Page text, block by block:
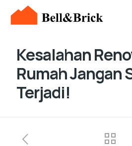
Kesalahan
Rumah Jangan
Terjadi!